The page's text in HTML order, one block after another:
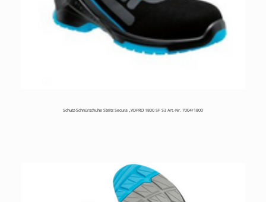
Schutz-Schnürschuhe Steitz Secura „VDPRO 1800 SF S3 Art.-Nr. 7004/1800